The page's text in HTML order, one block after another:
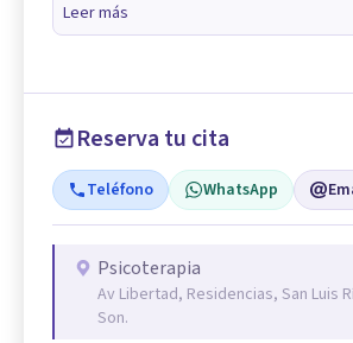
Leer más
Reserva tu cita
Teléfono WhatsApp
Psicoterapia
Av Libertad, Residencias, San Luis
Son.